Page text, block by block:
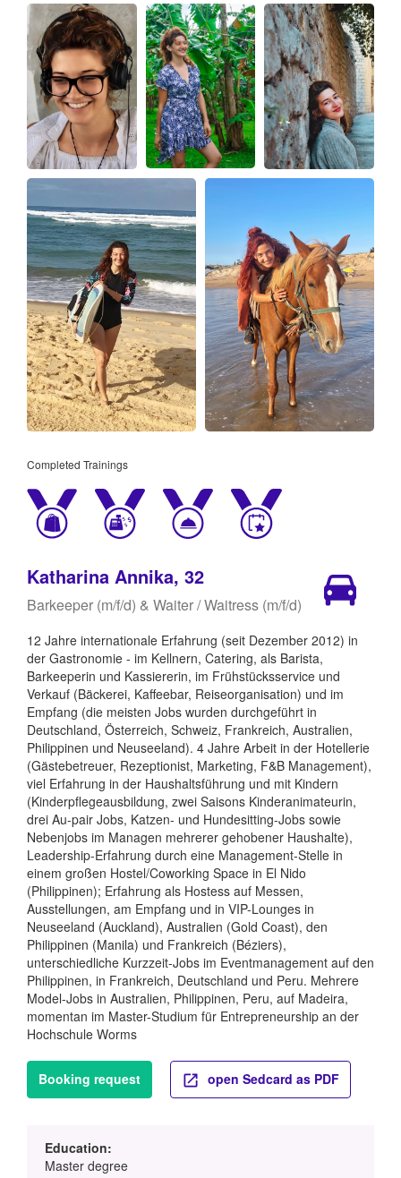
Completed Trainings
Katharina Annika, 32
Barkeeper (m/f/d) & Waiter / Waitress (m/f/d)
12 Jahre internationale Erfahrung (seit Dezember 2012) in
der Gastronomie - im Kellnern, Catering, als Barista,
Barkeeperin und Kassiererin, im Frühstücksservice und
Verkauf (Bäckerei, Kaffeebar, Reiseorganisation) und im
Empfang (die meisten Jobs wurden durchgeführt in
Deutschland, Österreich, Schweiz, Frankreich, Australien,
Philippinen und Neuseeland). 4 Jahre Arbeit in der Hotellerie
(Gästebetreuer, Rezeptionist, Marketing, F&B Management),
viel Erfahrung in der Haushaltsführung und mit Kindern
(Kinderpflegeausbildung, zwei Saisons Kinderanimateurin,
drei Au-pair Jobs, Katzen- und Hundesitting-Jobs sowie
Nebenjobs im Managen mehrerer gehobener Haushalte),
Leadership-Erfahrung durch eine Management-Stelle in
einem großen Hostel/Coworking Space in El Nido
(Philippinen); Erfahrung als Hostess auf Messen,
Ausstellungen, am Empfang und in VIP-Lounges in
Neuseeland (Auckland), Australien (Gold Coast), den
Philippinen (Manila) und Frankreich (Béziers),
unterschiedliche Kurzzeit-Jobs im Eventmanagement auf den
Philippinen, in Frankreich, Deutschland und Peru. Mehrere
Model-Jobs in Australien, Philippinen, Peru, auf Madeira,
momentan im Master-Studium für Entrepreneurship an der
Hochschule Worms
Booking request open Sedcard as PDF
Education:
Master degree